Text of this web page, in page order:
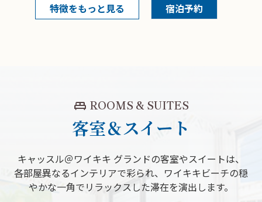
特徴をもっと見る 宿泊予約
king_bed ROOMS & SUITES
客室＆スイート
キャッスル＠ワイキキ グランドの客室やスイートは、
各部屋異なるインテリアで彩られ、ワイキキビーチの穏
やかな一角でリラックスした滞在を演出します。